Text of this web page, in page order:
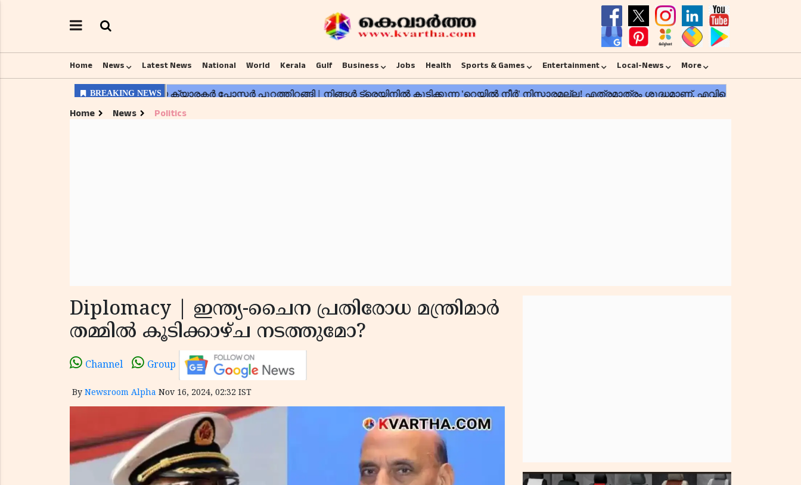
Home News Latest News National World Kerala Gulf Business Jobs Health Sports & Games Entertainment Local-News More
Home News Politics
Diplomacy | ഇന്ത്യ-ചൈന പ്രതിരോധ മന്ത്രിമാർ
തമ്മിൽ കൂടിക്കാഴ്ച നടത്തുമോ?
Channel Group
By Newsroom Alpha Nov 16, 2024, 02:32 IST